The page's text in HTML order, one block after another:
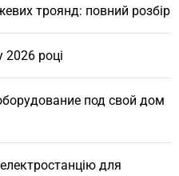
троянд: повний розбір
2026 році
под свой дом
для